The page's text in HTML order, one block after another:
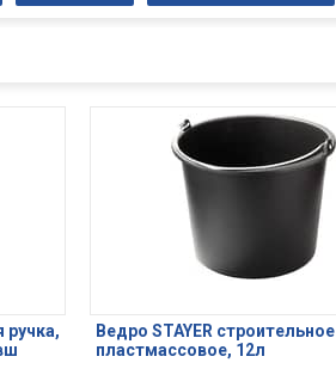
ручка,
Ведро STAYER строительное
пластмассовое, 12л